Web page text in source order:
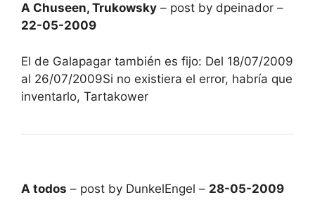
A Chuseen, Trukowsky – post by dpeinador –
22-05-2009
El de Galapagar también es fijo: Del 18/07/2009
al 26/07/2009Si no existiera el error, habría que
inventarlo, Tartakower
A todos – post by DunkelEngel – 28-05-2009